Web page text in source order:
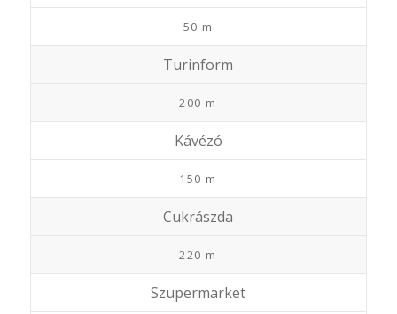
50 m
Turinform
200 m
Kávézó
150 m
Cukrászda
220 m
Szupermarket